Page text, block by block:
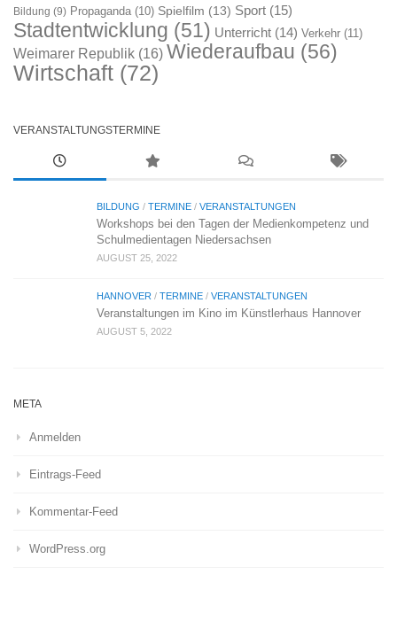
Bildung (9) Propaganda (10) Spielfilm (13) Sport (15)
Stadtentwicklung (51) Unterricht (14) Verkehr (11)
Weimarer Republik (16) Wiederaufbau (56)
Wirtschaft (72)
VERANSTALTUNGSTERMINE
BILDUNG / TERMINE / VERANSTALTUNGEN
Workshops bei den Tagen der Medienkompetenz und
Schulmedientagen Niedersachsen
AUGUST 25, 2022
HANNOVER / TERMINE / VERANSTALTUNGEN
Veranstaltungen im Kino im Künstlerhaus Hannover
AUGUST 5, 2022
META
Anmelden
Eintrags-Feed
Kommentar-Feed
WordPress.org